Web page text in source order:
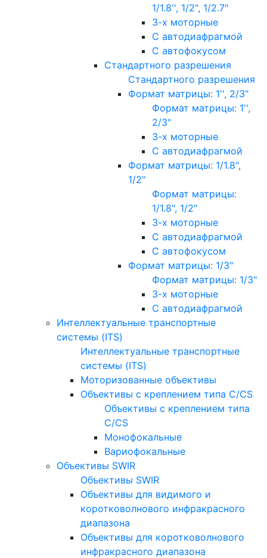
1/1.8'', 1/2", 1/2.7"
3-х моторные
С автодиафрагмой
С автофокусом
Стандартного разрешения
Стандартного разрешения
Формат матрицы: 1'', 2/3"
Формат матрицы: 1'',
2/3"
3-х моторные
С автодиафрагмой
Формат матрицы: 1/1.8",
1/2"
Формат матрицы:
1/1.8", 1/2"
3-х моторные
С автодиафрагмой
С автофокусом
Формат матрицы: 1/3"
Формат матрицы: 1/3"
3-х моторные
С автодиафрагмой
Интеллектуальные транспортные
системы (ITS)
Интеллектуальные транспортные
системы (ITS)
Моторизованные объективы
Объективы с креплением типа C/CS
Объективы с креплением типа
C/CS
Монофокальные
Вариофокальные
Объективы SWIR
Объективы SWIR
Объективы для видимого и
коротковолнового инфракрасного
диапазона
Объективы для коротковолнового
инфракрасного диапазона